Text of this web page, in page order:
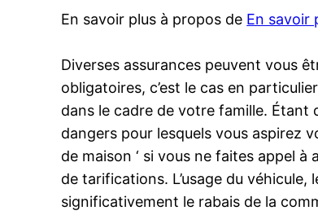
En savoir plus à propos de En savoir
Diverses assurances peuvent vous
obligatoires, c’est le cas en
dans le cadre de votre famille.
dangers pour lesquels vous aspirez
de maison ‘ si vous ne faites appel
de tarifications. L’usage du
significativement le rabais de la